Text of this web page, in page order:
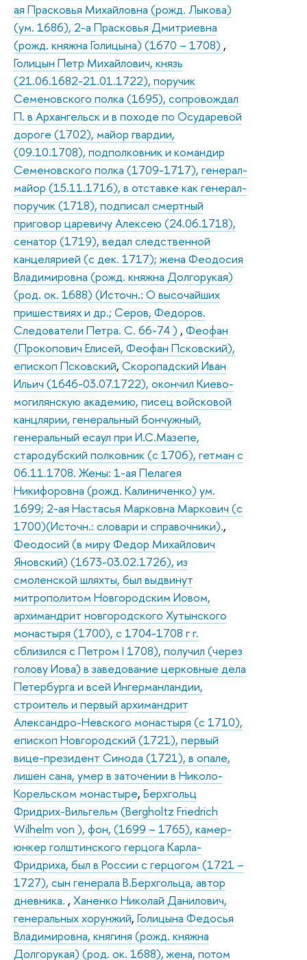
ая Прасковья Михайловна (рожд. Лыкова)
(ум. 1686), 2-а Прасковья Дмитриевна
(рожд. княжна Голицына) (1670 – 1708) ,
Голицын Петр Михайлович, князь
(21.06.1682-21.01.1722), поручик
Семеновского полка (1695), сопровождал
П. в Архангельск и в походе по Осударевой
дороге (1702), майор гвардии,
(09.10.1708), подполковник и командир
Семеновского полка (1709-1717), генерал-
майор (15.11.1716), в отставке как генерал-
поручик (1718), подписал смертный
приговор царевичу Алексею (24.06.1718),
сенатор (1719), ведал следственной
канцелярией (с дек. 1717); жена Феодосия
Владимировна (рожд. княжна Долгорукая)
(род. ок. 1688) (Источн.: О высочайших
пришествиях и др.; Серов, Федоров.
Следователи Петра. С. 66-74 ) , Феофан
(Прокопович Елисей, Феофан Псковский),
епископ Псковский, Скоропадский Иван
Ильич (1646-03.07.1722), окончил Киево-
могилянскую академию, писец войсковой
канцлярии, генеральный бончужный,
генеральный есаул при И.С.Мазепе,
стародубский полковник (с 1706), гетман с
06.11.1708. Жены: 1-ая Пелагея
Никифоровна (рожд. Калиниченко) ум.
1699; 2-ая Настасья Марковна Маркович (с
1700)(Источн.: словари и справочники).,
Феодосий (в миру Федор Михайлович
Яновский) (1673-03.02.1726), из
смоленской шляхты, был выдвинут
митрополитом Новгородским Иовом,
архимандрит новгородского Хутынского
монастыря (1700), с 1704-1708 г г.
сблизился с Петром I 1708), получил (через
голову Иова) в заведование церковные дела
Петербурга и всей Ингерманландии,
строитель и первый архимандрит
Александро-Невского монастыря (с 1710),
епископ Новгородский (1721), первый
вице-президент Синода (1721), в опале,
лишен сана, умер в заточении в Николо-
Корельском монастыре, Берхгольц
Фридрих-Вильгельм (Bergholtz Friedrich
Wilhelm von ), фон, (1699 – 1765), камер-
юнкер голштинского герцога Карла-
Фридриха, был в России с герцогом (1721 –
1727), сын генерала В.Берхгольца, автор
дневника. , Ханенко Николай Данилович,
генеральных хорунжий, Голицына Федосья
Владимировна, княгиня (рожд. княжна
Долгорукая) (род. ок. 1688), жена, потом